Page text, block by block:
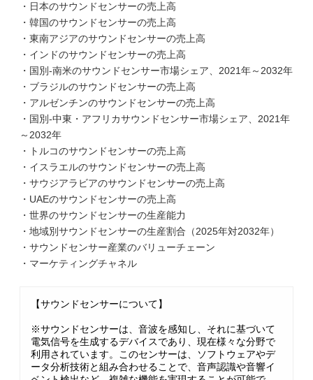
・日本のサウンドセンサーの売上高
・韓国のサウンドセンサーの売上高
・東南アジアのサウンドセンサーの売上高
・インドのサウンドセンサーの売上高
・国別-南米のサウンドセンサー市場シェア、2021年～2032年
・ブラジルのサウンドセンサーの売上高
・アルゼンチンのサウンドセンサーの売上高
・国別-中東・アフリカサウンドセンサー市場シェア、2021年
～2032年
・トルコのサウンドセンサーの売上高
・イスラエルのサウンドセンサーの売上高
・サウジアラビアのサウンドセンサーの売上高
・UAEのサウンドセンサーの売上高
・世界のサウンドセンサーの生産能力
・地域別サウンドセンサーの生産割合（2025年対2032年）
・サウンドセンサー産業のバリューチェーン
・マーケティングチャネル
【サウンドセンサーについて】
※サウンドセンサーは、音波を感知し、それに基づいて
電気信号を生成するデバイスであり、現在様々な分野で
利用されています。このセンサーは、ソフトウェアやデ
ータ分析技術と組み合わせることで、音声認識や音響イ